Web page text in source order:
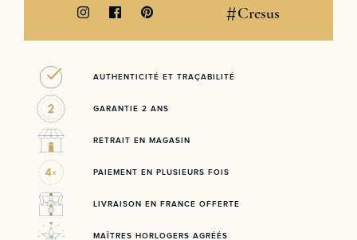
#Cresus
AUTHENTICITÉ ET TRAÇABILITÉ
GARANTIE 2 ANS
RETRAIT EN MAGASIN
PAIEMENT EN PLUSIEURS FOIS
LIVRAISON EN FRANCE OFFERTE
MAÎTRES HORLOGERS AGRÉÉS